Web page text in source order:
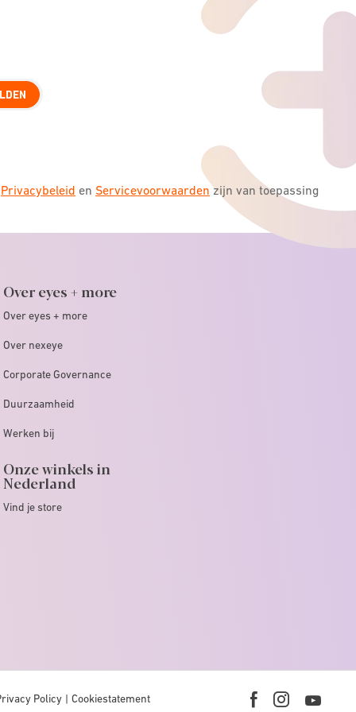
Privacybeleid en Servicevoorwaardenzijn van toepassing
Over eyes + more
Over eyes + more
Over nexeye
Corporate Governance
Duurzaamheid
Werken bij
Onze winkels in
Nederland
Vind je store
Policy Cookiestatement